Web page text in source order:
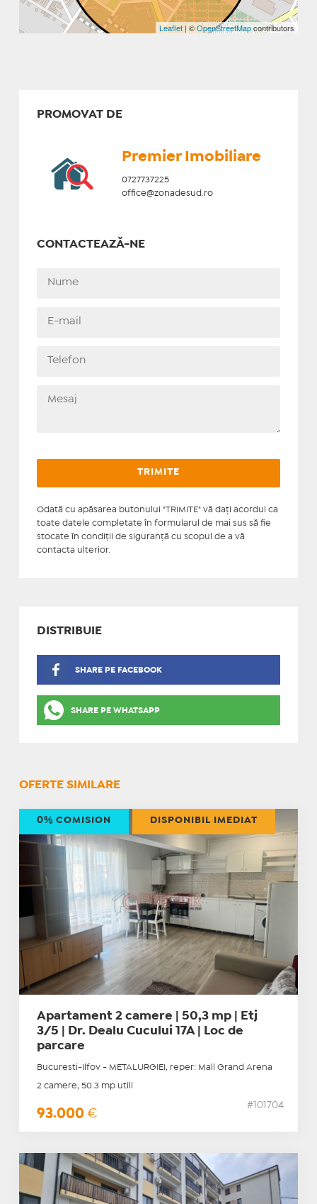
Leaflet | ©OpenStreetMapcontributors
PROMOVAT DE
Premier Imobiliare
0727737225
office@zonadesud.ro
CONTACTEAZĂ-NE
Odată cu apăsarea butonului "TRIMITE" vă daţi acordul ca
toate datele completate în formularul de mai sus să fie
stocate în condiţii de siguranţă cu scopul de a vă
contacta ulterior.
DISTRIBUIE
SHARE PE FACEBOOK
SHARE PE WHATSAPP
OFERTE SIMILARE
Apartament 2 camere | 50,3 mp | Etj
3/5 | Dr. Dealu Cucului 17A | Loc de
parcare
Bucuresti-Ilfov - METALURGIEI, reper: Mall Grand Arena
2 camere, 50.3 mp utili
93.000 €
#101704
0% COMISION DISPONIBIL IMEDIAT